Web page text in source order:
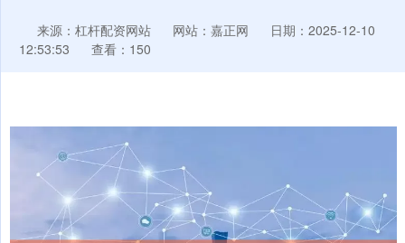
来源：杠杆配资网站 网站：嘉正网
日期：2025-12-10
12:53:53
查看：150